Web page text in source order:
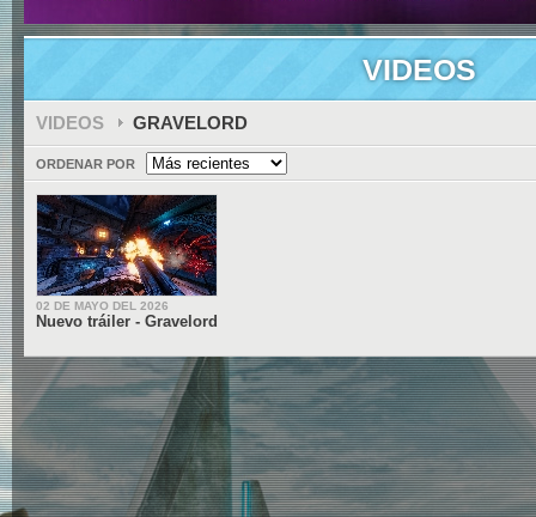
VIDEOS
VIDEOS GRAVELORD
ORDENAR POR
02 DE MAYO DEL 2026
Nuevo tráiler - Gravelord